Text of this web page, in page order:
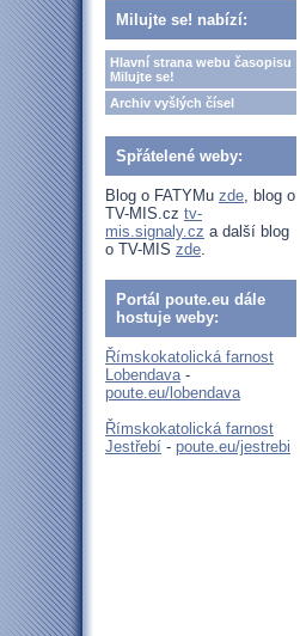
Milujte se! nabízí:
Hlavní strana webu časopisu
Milujte se!
Archiv vyšlých čísel
Spřátelené weby:
Blog o FATYMu zde, blog o
TV-MIS.cz tv-
mis.signaly.cz a další blog
o TV-MIS zde.
Portál poute.eu dále
hostuje weby:
Římskokatolická farnost
Lobendava-
poute.eu/lobendava
Římskokatolická farnost
Jestřebí - poute.eu/jestrebi